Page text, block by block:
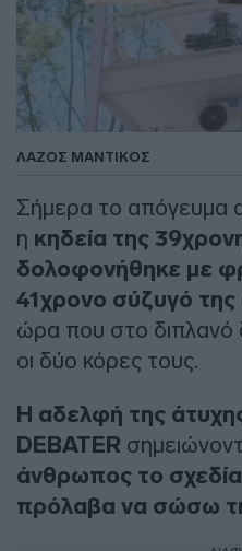
ΛΑΖΟΣ ΜΑΝΤΙΚΟΣ
Σήμερα το απόγευμα
η κηδεία της
δολοφονήθηκε με
41χρονο σύζυγό της
ώρα που στο διπλανό
οι δύο κόρες τους.
Η αδελφή της
DEBATER
άνθρωπος το
πρόλαβα να σώσω